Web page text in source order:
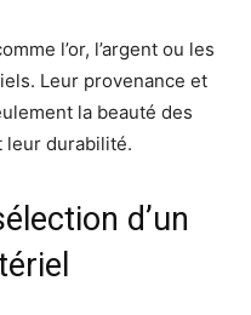
l’or, l’argent ou les
Leur provenance et
la beauté des
leur durabilité.
d’un